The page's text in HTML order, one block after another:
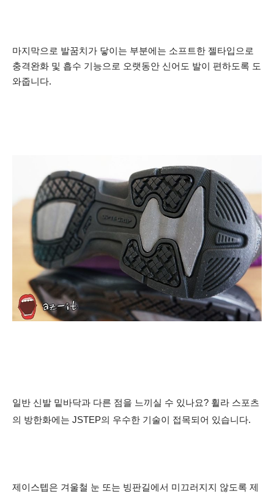
마지막으로 발꿈치가 닿이는 부분에는 소프트한 젤타입으로
충격완화 및 흡수 기능으로 오랫동안 신어도 발이 편하도록 도
와줍니다.
일반 신발 밑바닥과 다른 점을 느끼실 수 있나요? 휠라 스포츠
의 방한화에는 JSTEP의 우수한 기술이 접목되어 있습니다.
제이스텝은 겨울철 눈 또는 빙판길에서 미끄러지지 않도록 제